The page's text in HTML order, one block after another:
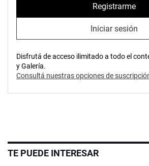
Registrarme
Iniciar sesión
Disfrutá de acceso ilimitado a todo el
y Galería.
Consultá nuestras opciones de
TE PUEDE INTERESAR